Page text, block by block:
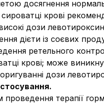
досягнення
крові
дози
дієти із соєвих
ретельного
крові; може
дози
терапії